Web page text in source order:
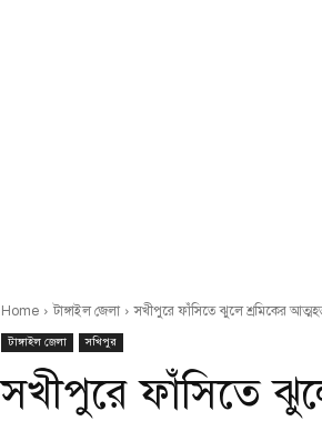
Home টাঙ্গাইল জেলা সখীপুরে ফাঁসিতে ঝুলে শ্রমিকের
টাঙ্গাইল জেলা সখিপুর
সখীপুরে ফাঁসিতে